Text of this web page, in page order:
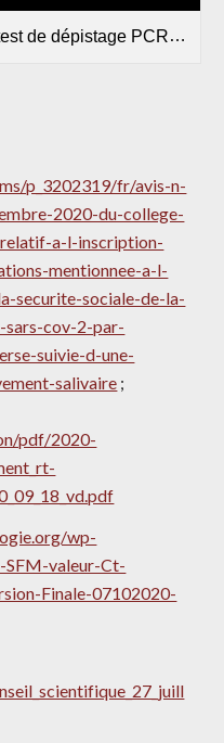
cadre de la détection du SARS-CoV-2.pdf
p_3202319/fr/avis-n-
2020-du-college-
a-l-inscription-
mentionnee-a-l-
securite-sociale-de-la-
sars-cov-2-par-
suivie-d-une-
salivaire
pdf/2020-
wp-
valeur-Ct-
Finale-07102020-